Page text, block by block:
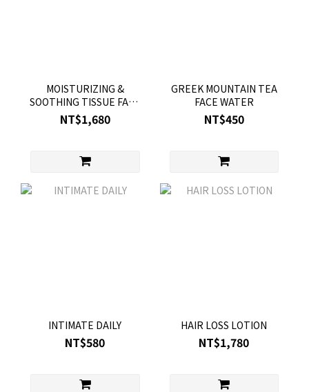
MOISTURIZING &
SOOTHING TISSUE FACE
MASK WITH AVOCADO
NT$1,680
GREEK MOUNTAIN TEA
FACE WATER
NT$450
INTIMATE DAILY
NT$580
HAIR LOSS LOTION
NT$1,780